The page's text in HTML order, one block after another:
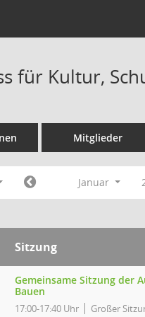
für Kultur,
Mitglieder
Januar
Sitzung
Gemeinsame Sitzung der
Bauen
17:00-17:40 Uhr Großer